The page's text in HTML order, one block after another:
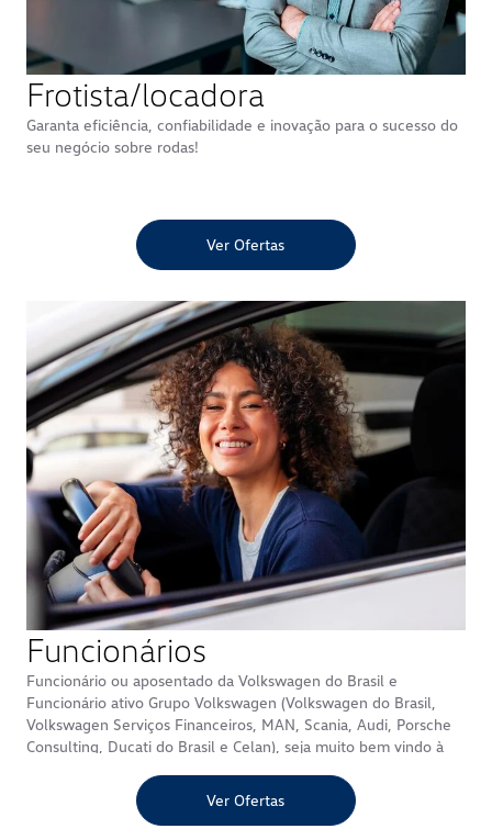
Frotista/locadora
Garanta eficiência, confiabilidade e inovação para o sucesso do
seu negócio sobre rodas!
Ver Ofertas
Funcionários
Funcionário ou aposentado da Volkswagen do Brasil e
Funcionário ativo Grupo Volkswagen (Volkswagen do Brasil,
Volkswagen Serviços Financeiros, MAN, Scania, Audi, Porsche
Consulting, Ducati do Brasil e Celan), seja muito bem vindo à
Faça seu pedido de compra conosco e tenha todo o suporte
e benefícios/descontos de funcionário Volkswagen.
Ver Ofertas